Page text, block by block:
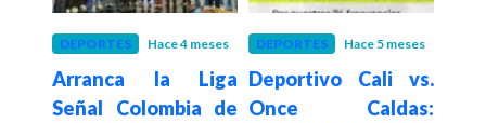
DEPORTES Hace 4 meses
Arranca la Liga
Señal Colombia de
DEPORTES Hace 5 meses
Deportivo Cali vs.
Once Caldas: